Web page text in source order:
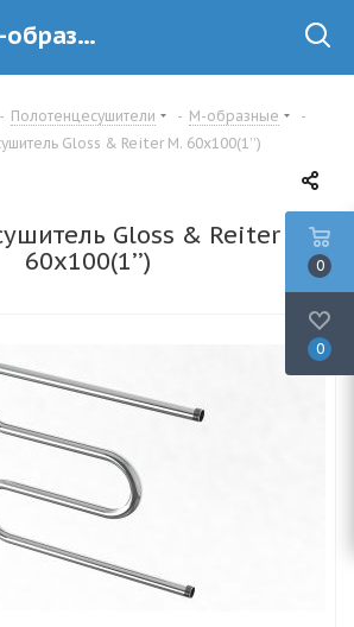
Купить м-образный полотенцесушитель Gloss & Reiter Gloss & Reiter М. 60х100(1’’) в Минске
- Полотенцесушители - М-образные
-
Gloss & Reiter М. 60х100(1’’)
Gloss & Reiter М.
60х100(1’’)
0
0